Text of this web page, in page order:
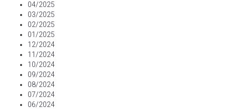
04/2025
03/2025
02/2025
01/2025
12/2024
11/2024
10/2024
09/2024
08/2024
07/2024
06/2024